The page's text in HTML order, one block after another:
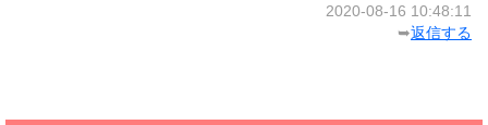
2020-08-16 10:48:11
➥返信する